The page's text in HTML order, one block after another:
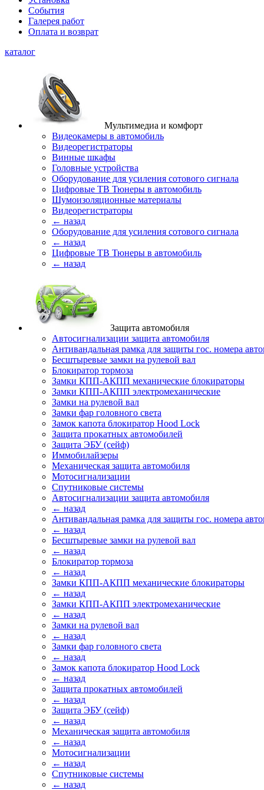
События
Галерея работ
Оплата и возврат
каталог
Мультимедиа и комфорт
Видеокамеры в автомобиль
Видеорегистраторы
Винные шкафы
Головные устройства
Оборудование для усиления сотового сигнала
Цифровые ТВ Тюнеры в автомобиль
Шумоизоляционные материалы
Видеорегистраторы
← назад
Оборудование для усиления сотового сигнала
← назад
Цифровые ТВ Тюнеры в автомобиль
← назад
Защита автомобиля
Автосигнализации защита автомобиля
Антивандальная рамка для защиты гос. номера
Бесштыревые замки на рулевой вал
Блокиратор тормоза
Замки КПП-АКПП механические блокираторы
Замки КПП-АКПП электромеханические
Замки на рулевой вал
Замки фар головного света
Замок капота блокиратор Hood Lock
Защита прокатных автомобилей
Защита ЭБУ (сейф)
Иммобилайзеры
Механическая защита автомобиля
Мотосигнализации
Спутниковые системы
Автосигнализации защита автомобиля
← назад
Антивандальная рамка для защиты гос. номера
← назад
Бесштыревые замки на рулевой вал
← назад
Блокиратор тормоза
← назад
Замки КПП-АКПП механические блокираторы
← назад
Замки КПП-АКПП электромеханические
← назад
Замки на рулевой вал
← назад
Замки фар головного света
← назад
Замок капота блокиратор Hood Lock
← назад
Защита прокатных автомобилей
← назад
Защита ЭБУ (сейф)
← назад
Механическая защита автомобиля
← назад
Мотосигнализации
← назад
Спутниковые системы
← назад